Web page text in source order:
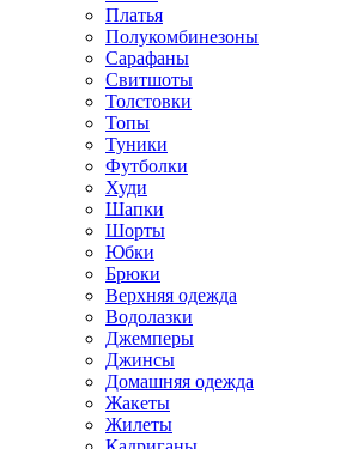
Платья
Полукомбинезоны
Сарафаны
Свитшоты
Толстовки
Топы
Туники
Футболки
Худи
Шапки
Шорты
Юбки
Брюки
Верхняя одежда
Водолазки
Джемперы
Джинсы
Домашняя одежда
Жакеты
Жилеты